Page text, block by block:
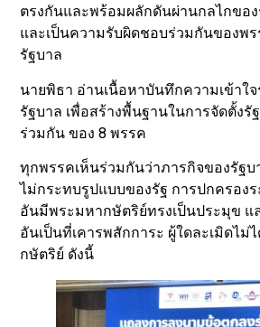
ตรงกันและพร้อมผลักดันผ่านกลไกขอ
และเป็นความรับผิดชอบร่วมกันของพ
รัฐบาล
นายพิธา อ่านเนื้อหาบันทึกความเข้าใ
รัฐบาล เพื่อสร้างพื้นฐานในการจัดตั้งรั
ร่วมกัน ของ 8 พรรค
ทุกพรรคเห็นร่วมกันว่าภารกิจของรัฐ
ไม่กระทบรูปแบบของรัฐ การปกครอง
อันมีพระมหากษัตริย์ทรงเป็นประมุข แ
อันเป็นที่เคารพสักการะ ผู้ใดละเมิดไม่
กษัตริย์ ดังนี้